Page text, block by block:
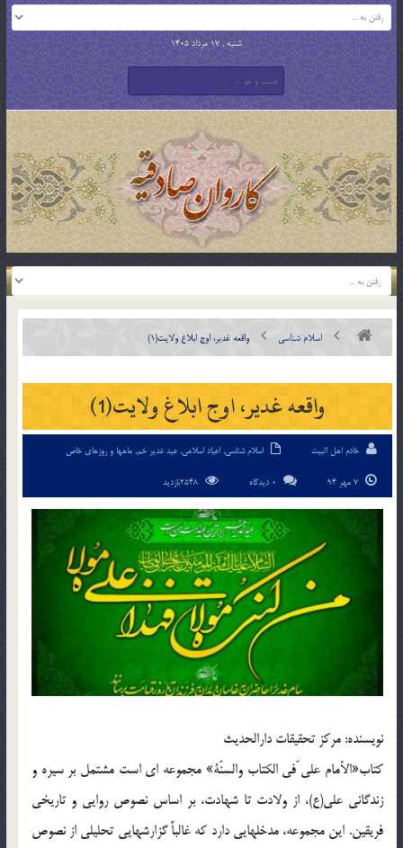
شنبه , 17 مرداد 1405
اسلام شناسی واقعه غدير، اوج ابلاغ ولايت(1)
واقعه غدير، اوج ابلاغ ولايت(1)
خادم اهل البیت اسلام شناسی, اعیاد اسلامی,عید غدیر خم, ماهها و روزهای خاص
0 دیدگاه
نويسنده: مركز تحقيقات دارالحديث
كتاب«الأمام على ّفى الكتاب والسنّة» مجموعه اى است مشتمل بر سيره و
زندگانى على(ع)، از ولادت تا شهادت، بر اساس نصوص روايى و تاريخى
فريقين. اين مجموعه، مدخلهايى دارد كه غالباً گزارشهايى تحليلى از نصوص